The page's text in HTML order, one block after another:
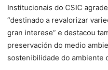
Institucionais do CSIC
“destinado a revalorizar
gran interese” e destacou
preservación do medio
sostenibilidade do ambiente